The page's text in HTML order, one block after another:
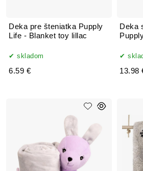
Deka pre šteniatka Pupply
Life - Blanket toy lillac
skladom
6.59 €
Deka
13.98